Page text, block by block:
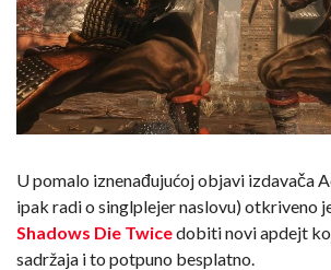
U pomalo iznenađujućoj objavi izdavača
ipak radi o singlplejer naslovu) otkriveno
Shadows Die Twicedobiti novi apdejt
sadržaja i to potpuno besplatno.